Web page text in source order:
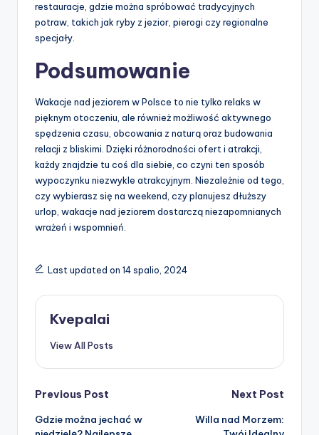
restauracje, gdzie można spróbować tradycyjnych
potraw, takich jak ryby z jezior, pierogi czy regionalne
specjały.
Podsumowanie
Wakacje nad jeziorem w Polsce to nie tylko relaks w
pięknym otoczeniu, ale również możliwość aktywnego
spędzenia czasu, obcowania z naturą oraz budowania
relacji z bliskimi. Dzięki różnorodności ofert i atrakcji,
każdy znajdzie tu coś dla siebie, co czyni ten sposób
wypoczynku niezwykle atrakcyjnym. Niezależnie od tego,
czy wybierasz się na weekend, czy planujesz dłuższy
urlop, wakacje nad jeziorem dostarczą niezapomnianych
wrażeń i wspomnień.
Last updated on 14 spalio, 2024
Kvepalai
View All Posts
Post
navigation
Previous Post
Gdzie można jechać w
Next Post
Willa nad Morzem: